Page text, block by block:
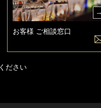
お客様 ご相談窓口
ださい